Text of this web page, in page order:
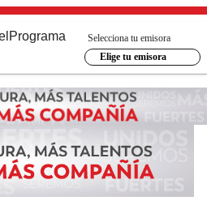
Programa
Selecciona tu emisora
Elige tu emisora